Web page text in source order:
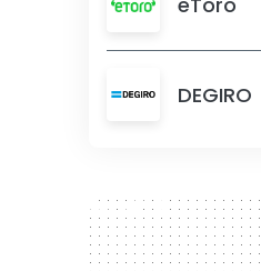
DEGIRO
300 x 250